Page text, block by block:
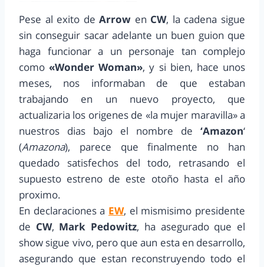
Pese al exito deArrow en CW, la cadena sigue
sin conseguir sacar adelante un buen guion que
haga funcionar a un personaje tan complejo
como«Wonder Woman», y si bien, hace unos
meses, nos informaban de que estaban
trabajando en un nuevo proyecto, que
actualizaria los origenes de «la mujer maravilla» a
nuestros dias bajo el nombre de ‘Amazon‘
(Amazona), parece que finalmente no han
quedado satisfechos del todo, retrasando el
supuesto estreno de este otoño hasta el año
proximo.
En declaraciones a EW, el mismisimo presidente
de CW, Mark Pedowitz, ha asegurado que el
show sigue vivo, pero que aun esta en desarrollo,
asegurando que estan reconstruyendo todo el